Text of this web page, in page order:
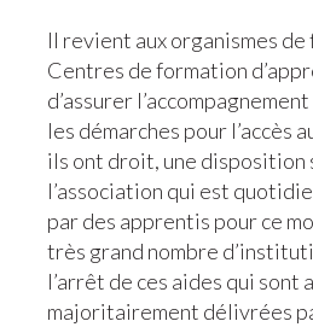
Il revient aux organismes
Centres de formation
d’assurer
les démarches pour l’accès
ils ont droit, une disposition
l’association qui est
par des apprentis pour ce
très grand nombre
l’arrêt de ces aides qui sont
majoritairement délivrées